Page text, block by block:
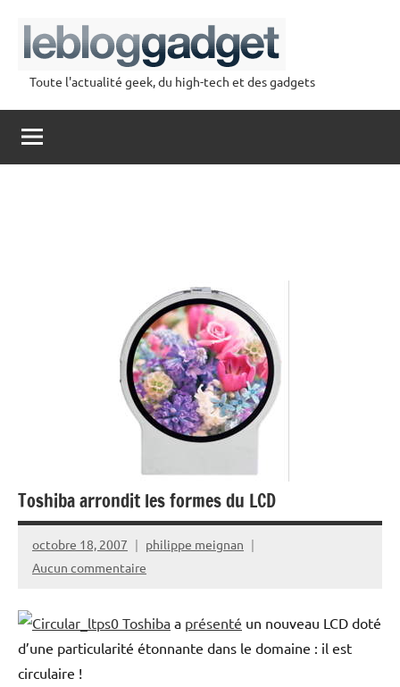
contenu
lebloggadget
Toute l'actualité geek, du high-tech et des gadgets
Toshiba arrondit les formes du LCD
octobre 18, 2007
philippe meignan
Aucun commentaire
Toshiba a présenté un nouveau LCD doté
d’une particularité étonnante dans le domaine : il est
circulaire !